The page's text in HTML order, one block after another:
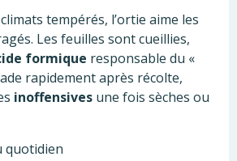
tempérés, l’ortie aime les
Les feuilles sont cueillies,
formique responsable du «
rapidement après récolte,
inoffensives une fois sèches ou
quotidien